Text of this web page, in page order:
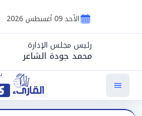
الأحد 09 أغسطس 2026
رئيس مجلس الإدارة
محمد جودة الشاعر